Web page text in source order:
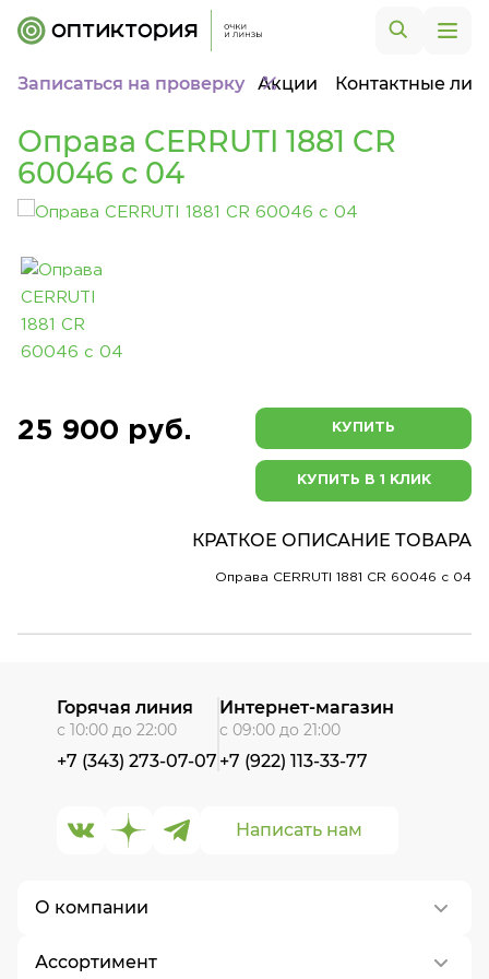
Записаться на проверку Акции Контактные
Оправа CERRUTI 1881 CR
60046 c 04
25 900 руб. КУПИТЬ
КУПИТЬ В 1 КЛИК
КРАТКОЕ ОПИСАНИЕ ТОВАРА
Оправа CERRUTI 1881 CR 60046 c 04
О компании
О нас
Ассортимент
Написать нам
Горячая линия
с 10:00 до 22:00
+7 (343) 273-07-07
Интернет-магазин
с 09:00 до 21:00
+7 (922) 113-33-77